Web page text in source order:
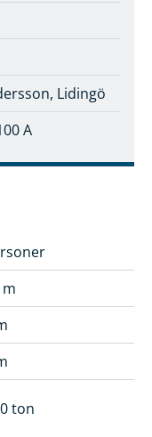
Lidingö
A
m
ton